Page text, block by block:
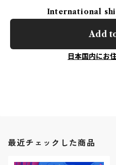
International
Add
日本国内にお
最近チェックした商品